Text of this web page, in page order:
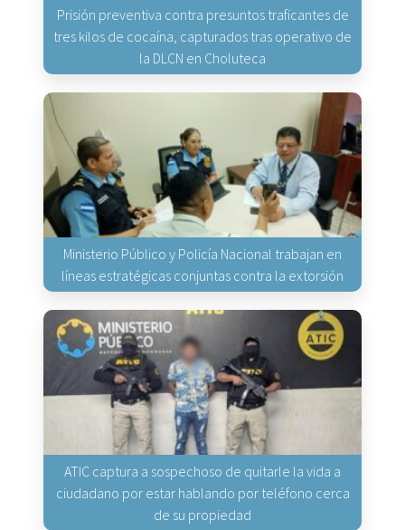
Prisión preventiva contra presuntos traficantes de
tres kilos de cocaína, capturados tras operativo de
la DLCN en Choluteca
Ministerio Público y Policía Nacional trabajan en
líneas estratégicas conjuntas contra la extorsión
ATIC captura a sospechoso de quitarle la vida a
ciudadano por estar hablando por teléfono cerca
de su propiedad